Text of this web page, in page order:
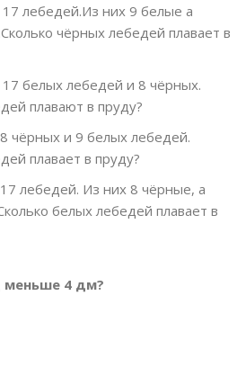
лебедей.Из них 9 белые а
чёрных лебедей плавает в
белых лебедей и 8 чёрных.
плавают в пруду?
чёрных и 9 белых лебедей.
плавает в пруду?
лебедей. Из них 8 чёрные, а
белых лебедей плавает в
меньше 4 дм?